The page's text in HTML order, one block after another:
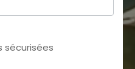
sécurisées